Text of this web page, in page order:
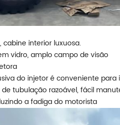
interior luxuosa.
vidro, amplo campo de visão
do injetor é conveniente
tubulação razoável, fácil
a fadiga do motorista